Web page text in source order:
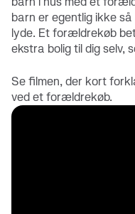
barn er egentlig ikke
lyde. Et forældrekøb
ekstra bolig til dig selv,
Se filmen, der kort
ved et forældrekøb.